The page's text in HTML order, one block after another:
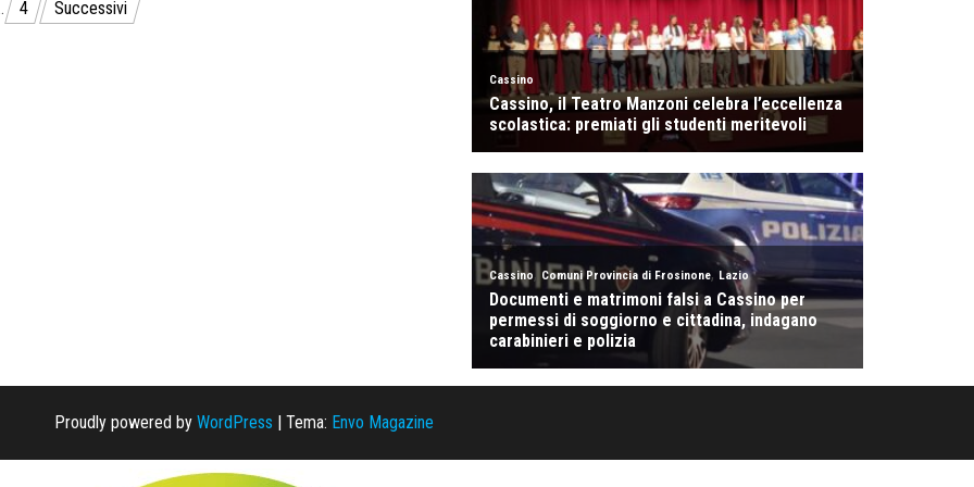
4 Successivi
Proudly powered by WordPress | Tema: Envo Magazine